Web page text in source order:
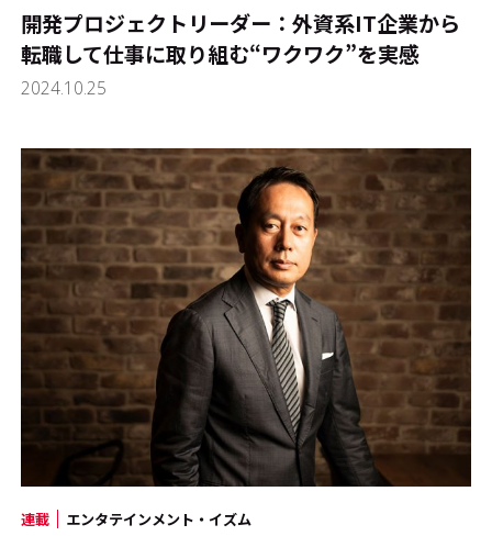
開発プロジェクトリーダー：外資系IT企業から
転職して仕事に取り組む“ワクワク”を実感
2024.10.25
連載 エンタテインメント・イズム